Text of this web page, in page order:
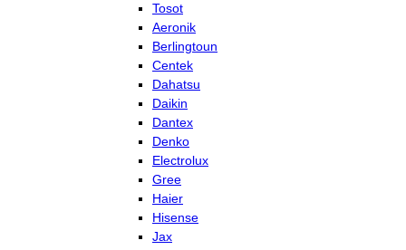
Tosot
Aeronik
Berlingtoun
Centek
Dahatsu
Daikin
Dantex
Denko
Electrolux
Gree
Haier
Hisense
Jax